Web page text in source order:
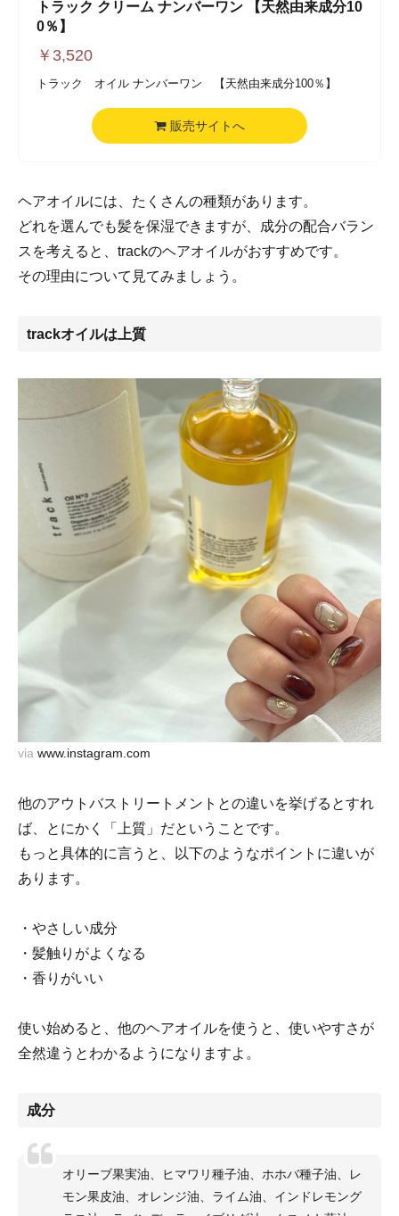
トラック クリーム ナンバーワン 【天然由来成分10
0％】
￥ 3,520
トラック オイル ナンバーワン 【天然由来成分100％】
販売サイトへ
ヘアオイルには、たくさんの種類があります。
どれを選んでも髪を保湿できますが、成分の配合バラン
スを考えると、trackのヘアオイルがおすすめです。
その理由について見てみましょう。
trackオイルは上質
via www.instagram.com
他のアウトバストリートメントとの違いを挙げるとすれ
ば、とにかく「上質」だということです。
もっと具体的に言うと、以下のようなポイントに違いが
あります。
・やさしい成分
・髪触りがよくなる
・香りがいい
使い始めると、他のヘアオイルを使うと、使いやすさが
全然違うとわかるようになりますよ。
成分
オリーブ果実油、ヒマワリ種子油、ホホバ種子油、レ
モン果皮油、オレンジ油、ライム油、インドレモング